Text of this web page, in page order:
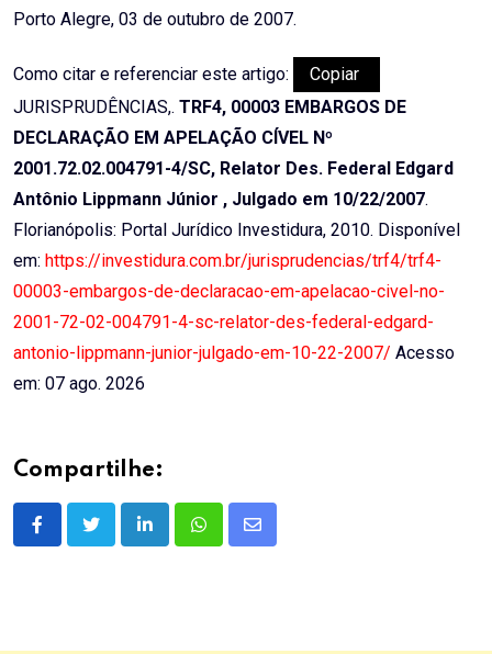
Porto Alegre, 03 de outubro de 2007.
Como citar e referenciar este artigo:
Copiar
JURISPRUDÊNCIAS,. TRF4, 00003 EMBARGOS DE
DECLARAÇÃO EM APELAÇÃO CÍVEL Nº
2001.72.02.004791-4/SC, Relator Des. Federal Edgard
Antônio Lippmann Júnior , Julgado em 10/22/2007.
Florianópolis: Portal Jurídico Investidura, 2010. Disponível
em: https://investidura.com.br/jurisprudencias/trf4/trf4-
00003-embargos-de-declaracao-em-apelacao-civel-no-
2001-72-02-004791-4-sc-relator-des-federal-edgard-
antonio-lippmann-junior-julgado-em-10-22-2007/ Acesso
em: 07 ago. 2026
Compartilhe:
LinkedInWhatsappShare